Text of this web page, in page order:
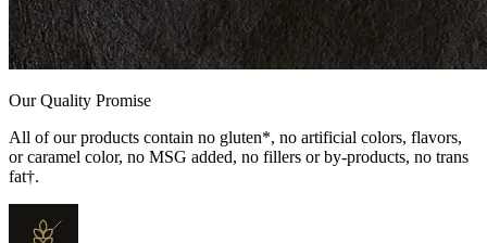
Our Quality Promise
All of our products contain no gluten*, no artificial colors, flavors,
or caramel color, no MSG added, no fillers or by-products, no trans
fat†.